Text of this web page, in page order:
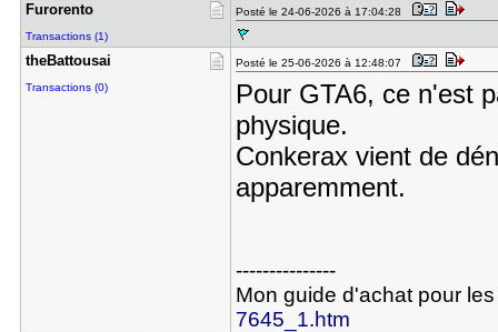
Furorento
Transactions (1)
Posté le 24-06-2026 à 17:04:28
theBattous​ai
Transactions (0)
Posté le 25-06-2026 à 12:48:07
Pour GTA6, ce n'est
physique.
Conkerax vient de
apparemment.
---------------
Mon guide d'achat pour
7645_1.htm